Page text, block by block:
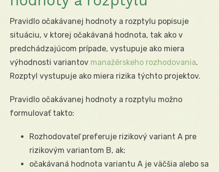
Pravidlo očakávanej hodnoty a rozptylu popisuje
situáciu, v ktorej očakávaná hodnota, tak ako v
predchádzajúcom prípade, vystupuje ako miera
výhodnosti variantov manažérskeho rozhodovania.
Rozptyl vystupuje ako miera rizika týchto projektov.
Pravidlo očakávanej hodnoty a rozptylu možno
formulovať takto:
Rozhodovateľ preferuje rizikový variant A pre
rizikovým variantom B, ak:
očakávaná hodnota variantu A je väčšia alebo sa